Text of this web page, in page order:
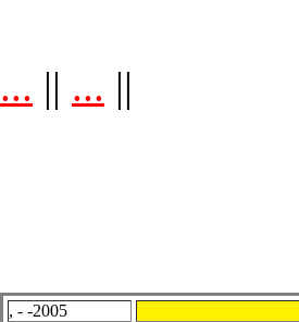
... || ... ||
, - -2005